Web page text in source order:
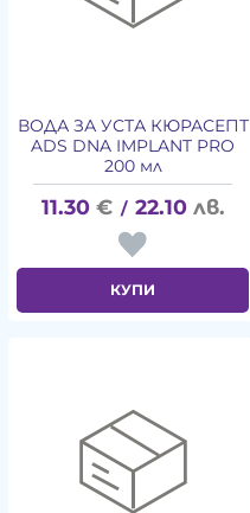
ВОДА ЗА УСТА КЮРАСЕПТ
ADS DNA IMPLANT PRO
200 мл
11.30 € / 22.10 лв.
КУПИ